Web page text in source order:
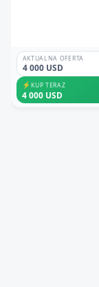
AKTUALNA OFERTA
4 000 USD
⚡KUP TERAZ
4 000 USD